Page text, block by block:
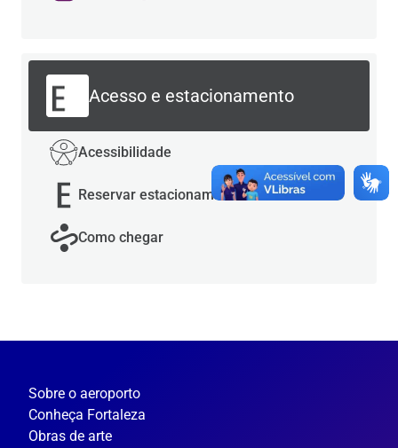
Acesso e estacionamento
Acessibilidade
Reservar estacionamento
Como chegar
Sobre o aeroporto
Conheça Fortaleza
Obras de arte